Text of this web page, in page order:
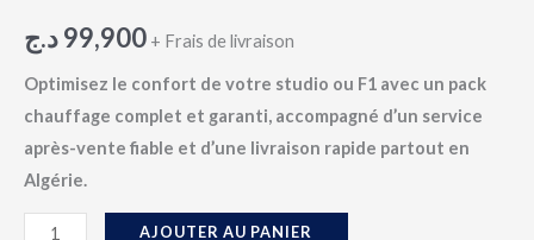
99,900د.ج + Frais de livraison
Optimisez le confort de votre studio ou F1 avec un pack
chauffage complet et garanti, accompagné d’un service
après-vente fiable et d’une livraison rapide partout en
Algérie.
AJOUTER AU PANIER